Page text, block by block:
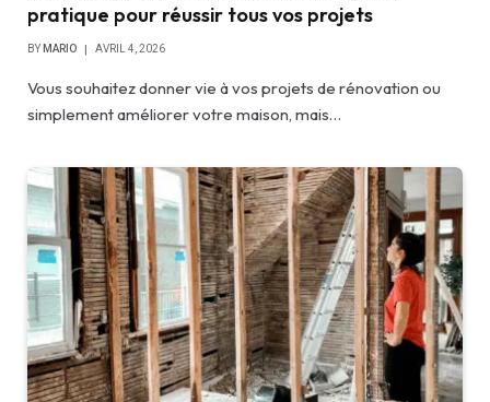
pratique pour réussir tous vos projets
BY MARIO AVRIL 4, 2026
Vous souhaitez donner vie à vos projets de rénovation ou
simplement améliorer votre maison, mais…